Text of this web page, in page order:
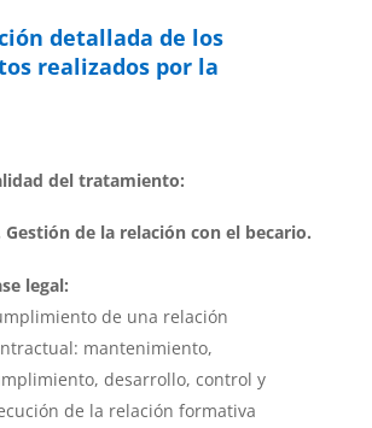
detallada de los
realizados por la
del tratamiento:
Gestión de la relación con el becario.
legal:
de una relación
mantenimiento,
desarrollo, control y
de la relación formativa